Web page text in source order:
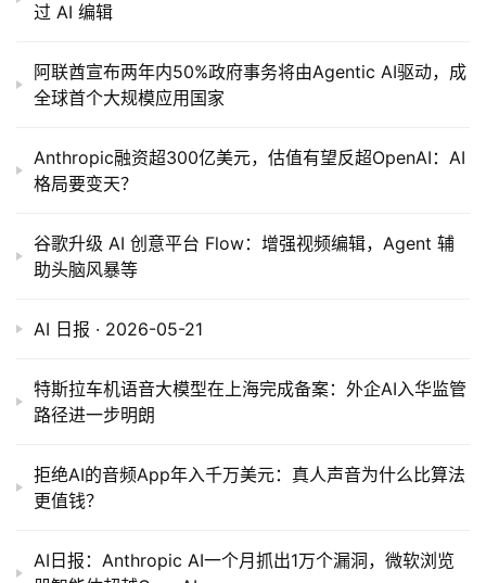
过 AI 编辑
阿联酋宣布两年内50%政府事务将由Agentic AI驱动，成
全球首个大规模应用国家
Anthropic融资超300亿美元，估值有望反超OpenAI：AI
格局要变天？
谷歌升级 AI 创意平台 Flow：增强视频编辑，Agent 辅
助头脑风暴等
AI 日报 · 2026-05-21
特斯拉车机语音大模型在上海完成备案：外企AI入华监管
路径进一步明朗
拒绝AI的音频App年入千万美元：真人声音为什么比算法
更值钱？
AI日报：Anthropic AI一个月抓出1万个漏洞，微软浏览